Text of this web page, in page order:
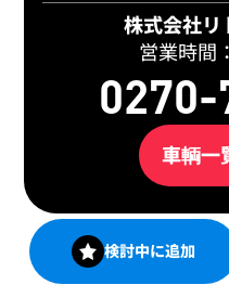
株式会社リ
営業時間
車輌一
検討中に追加